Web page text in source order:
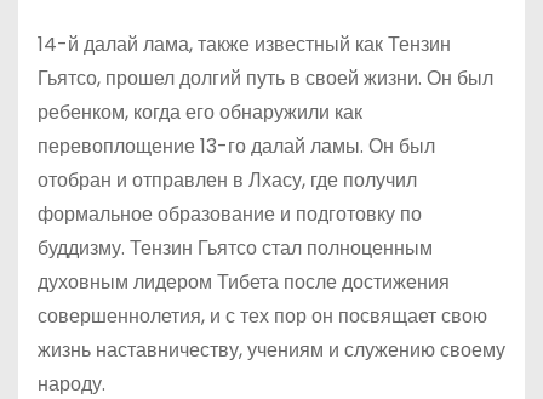
14-й далай лама, также известный как Тензин
Гьятсо, прошел долгий путь в своей жизни. Он был
ребенком, когда его обнаружили как
перевоплощение 13-го далай ламы. Он был
отобран и отправлен в Лхасу, где получил
формальное образование и подготовку по
буддизму. Тензин Гьятсо стал полноценным
духовным лидером Тибета после достижения
совершеннолетия, и с тех пор он посвящает свою
жизнь наставничеству, учениям и служению своему
народу.